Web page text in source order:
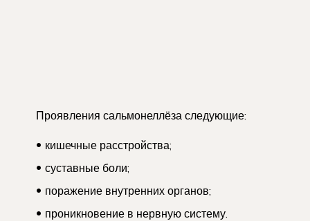
Проявления сальмонеллёза следующие:
кишечные расстройства;
суставные боли;
поражение внутренних органов;
проникновение в нервную систему.